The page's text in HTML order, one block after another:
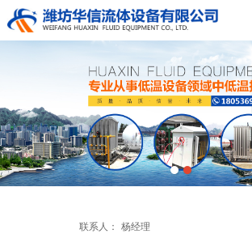
联系人： 杨经理